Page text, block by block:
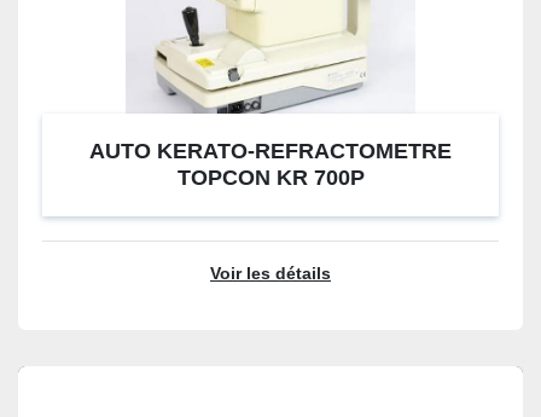
AUTO KERATO-REFRACTOMETRE
TOPCON KR 700P
Voir les détails